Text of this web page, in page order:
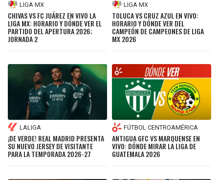
PACKERS
VIKINGS
PANTHERS
SAINTS
BUCCANEERS
TIMBERWOLVES
THUNDER
JAZZ
LIGA MX
CHIVAS VS FC JUÁREZ EN VIVO LA
LIGA MX: HORARIO Y DÓNDE VER EL
PARTIDO DEL APERTURA 2026;
JORNADA 2
LIGA MX
TOLUCA VS CRUZ AZUL EN VIVO:
HORARIO Y DÓNDE VER DEL
CAMPEÓN DE CAMPEONES DE LIGA
MX 2026
LALIGA
¡DE VERDE! REAL MADRID PRESENTA
SU NUEVO JERSEY DE VISITANTE
PARA LA TEMPORADA 2026-27
FÚTBOL CENTROAMÉRICA
ANTIGUA GFC VS MARQUENSE EN
VIVO: DÓNDE MIRAR LA LIGA DE
GUATEMALA 2026